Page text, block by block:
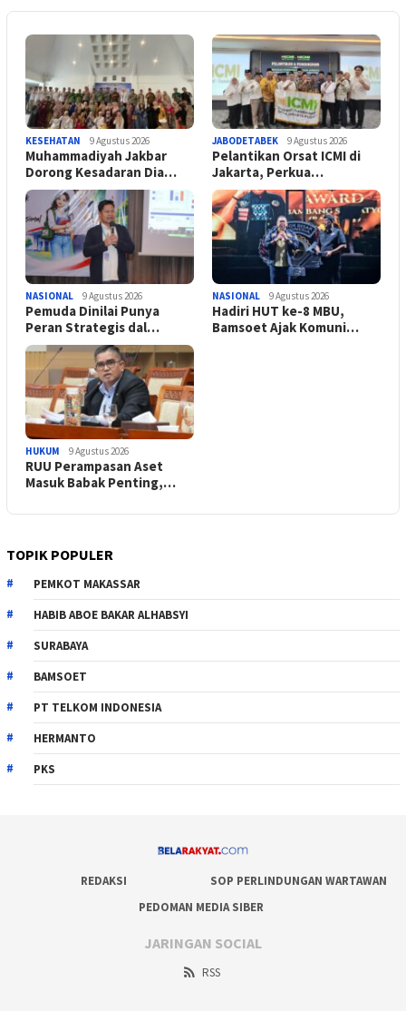
KESEHATAN 9 Agustus 2026
Muhammadiyah Jakbar
Dorong Kesadaran Dia…
JABODETABEK 9 Agustus 2026
Pelantikan Orsat ICMI di
Jakarta, Perkua…
NASIONAL 9 Agustus 2026
Pemuda Dinilai Punya
Peran Strategis dal…
NASIONAL 9 Agustus 2026
Hadiri HUT ke-8 MBU,
Bamsoet Ajak Komuni…
HUKUM 9 Agustus 2026
RUU Perampasan Aset
Masuk Babak Penting,…
TOPIK POPULER
PEMKOT MAKASSAR
HABIB ABOE BAKAR ALHABSYI
SURABAYA
BAMSOET
PT TELKOM INDONESIA
HERMANTO
PKS
REDAKSI
SOP PERLINDUNGAN WARTAWAN
PEDOMAN MEDIA SIBER
JARINGAN SOCIAL
RSS